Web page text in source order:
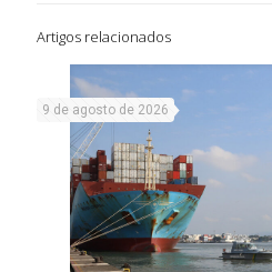
Artigos relacionados
9 de agosto de 2026